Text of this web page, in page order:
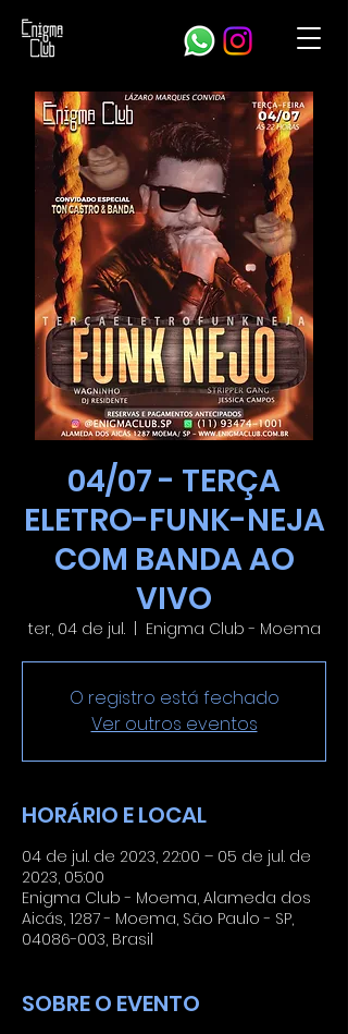
04/07 - TERÇA
ELETRO-FUNK-NEJA
COM BANDA AO
VIVO
ter., 04 de jul.
  |
Enigma Club - Moema
O registro está fechado
Ver outros eventos
HORÁRIO E LOCAL
04 de jul. de 2023, 22:00 – 05 de jul. de
2023, 05:00
Enigma Club - Moema, Alameda dos
Aicás, 1287 - Moema, São Paulo - SP,
04086-003, Brasil
SOBRE O EVENTO